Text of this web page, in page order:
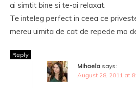
ai simtit bine si te-ai relaxat.
Te inteleg perfect in ceea ce
mereu uimita de cat de repede ma
Reply
Mihaela says:
August 28, 2011 at